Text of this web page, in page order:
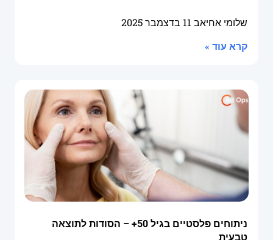
שלומי אחיאב 11 בדצמבר 2025
קרא עוד »
ניתוחים פלסטיים בגיל 50+ – הסודות לתוצאה
טבעית